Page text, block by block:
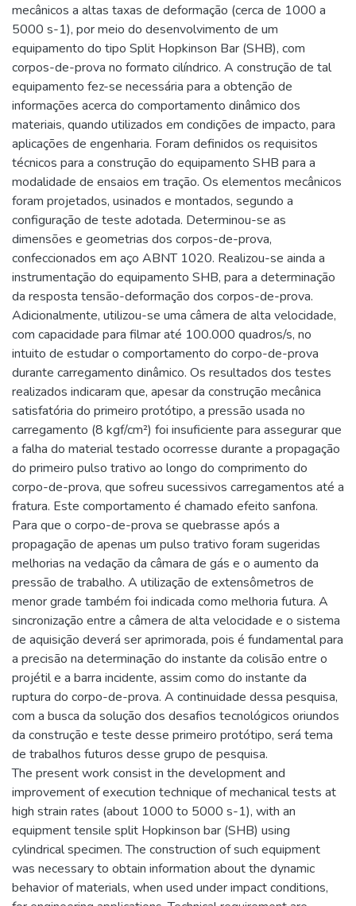
mecânicos a altas taxas de deformação (cerca de 1000 a
5000 s-1), por meio do desenvolvimento de um
equipamento do tipo Split Hopkinson Bar (SHB), com
corpos-de-prova no formato cilíndrico. A construção de tal
equipamento fez-se necessária para a obtenção de
informações acerca do comportamento dinâmico dos
materiais, quando utilizados em condições de impacto, para
aplicações de engenharia. Foram definidos os requisitos
técnicos para a construção do equipamento SHB para a
modalidade de ensaios em tração. Os elementos mecânicos
foram projetados, usinados e montados, segundo a
configuração de teste adotada. Determinou-se as
dimensões e geometrias dos corpos-de-prova,
confeccionados em aço ABNT 1020. Realizou-se ainda a
instrumentação do equipamento SHB, para a determinação
da resposta tensão-deformação dos corpos-de-prova.
Adicionalmente, utilizou-se uma câmera de alta velocidade,
com capacidade para filmar até 100.000 quadros/s, no
intuito de estudar o comportamento do corpo-de-prova
durante carregamento dinâmico. Os resultados dos testes
realizados indicaram que, apesar da construção mecânica
satisfatória do primeiro protótipo, a pressão usada no
carregamento (8 kgf/cm²) foi insuficiente para assegurar que
a falha do material testado ocorresse durante a propagação
do primeiro pulso trativo ao longo do comprimento do
corpo-de-prova, que sofreu sucessivos carregamentos até a
fratura. Este comportamento é chamado efeito sanfona.
Para que o corpo-de-prova se quebrasse após a
propagação de apenas um pulso trativo foram sugeridas
melhorias na vedação da câmara de gás e o aumento da
pressão de trabalho. A utilização de extensômetros de
menor grade também foi indicada como melhoria futura. A
sincronização entre a câmera de alta velocidade e o sistema
de aquisição deverá ser aprimorada, pois é fundamental para
a precisão na determinação do instante da colisão entre o
projétil e a barra incidente, assim como do instante da
ruptura do corpo-de-prova. A continuidade dessa pesquisa,
com a busca da solução dos desafios tecnológicos oriundos
da construção e teste desse primeiro protótipo, será tema
de trabalhos futuros desse grupo de pesquisa.
The present work consist in the development and
improvement of execution technique of mechanical tests at
high strain rates (about 1000 to 5000 s-1), with an
equipment tensile split Hopkinson bar (SHB) using
cylindrical specimen. The construction of such equipment
was necessary to obtain information about the dynamic
behavior of materials, when used under impact conditions,